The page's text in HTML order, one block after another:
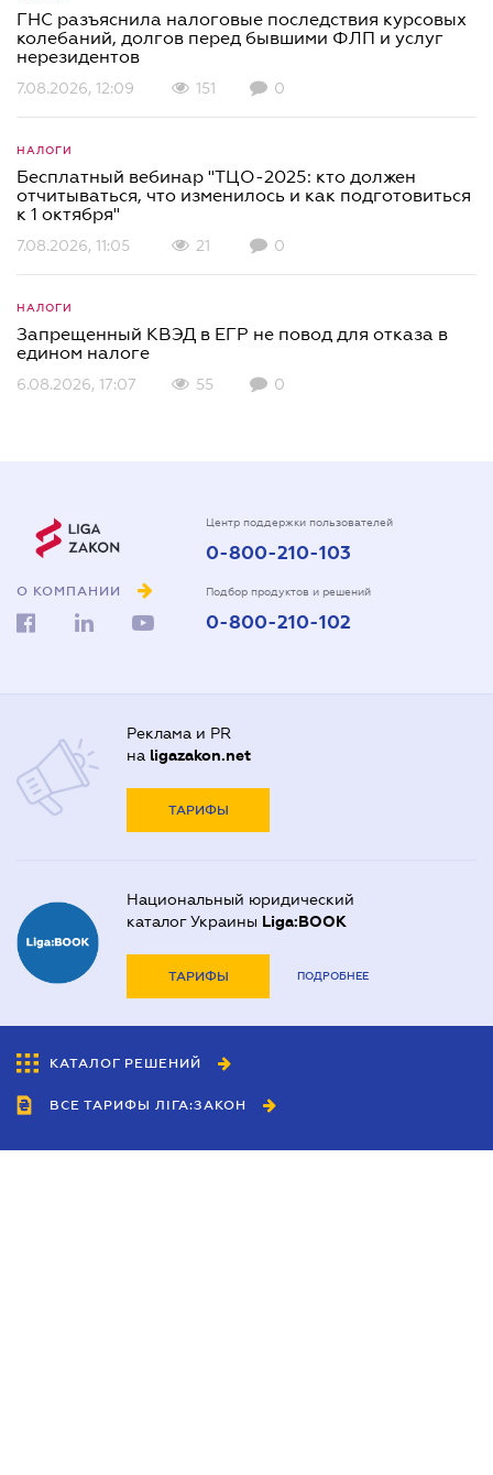
ГНС разъяснила налоговые последствия курсовых
колебаний, долгов перед бывшими ФЛП и услуг
нерезидентов
7.08.2026, 12:09 151 0
НАЛОГИ
Бесплатный вебинар "ТЦО-2025: кто должен
отчитываться, что изменилось и как подготовиться
к 1 октября"
7.08.2026, 11:05 21 0
НАЛОГИ
Запрещенный КВЭД в ЕГР не повод для отказа в
едином налоге
6.08.2026, 17:07 55 0
О КОМПАНИИ
Центр поддержки пользователей
0-800-210-103
Подбор продуктов и решений
0-800-210-102
Реклама и PR
на ligazakon.net
ТАРИФЫ
Национальный юридический
каталог Украины Liga:BOOK
ТАРИФЫ ПОДРОБНЕЕ
КАТАЛОГ РЕШЕНИЙ
ВСЕ ТАРИФЫ ЛІГА:ЗАКОН